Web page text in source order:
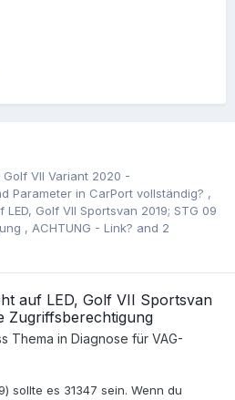
Golf VII Variant 2020 -
Parameter in CarPort vollständig? ,
Golf VII Sportsvan 2019; STG 09
, ACHTUNG - Link? and 2
auf LED, Golf VII Sportsvan
Zugriffsberechtigung
s Thema in Diagnose für VAG-
sollte es 31347 sein. Wenn du